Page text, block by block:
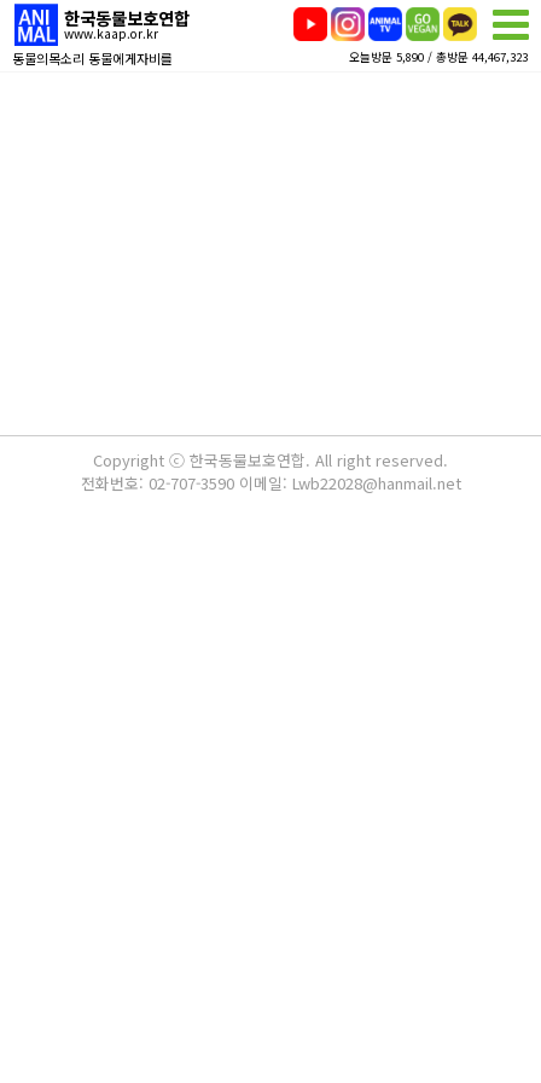
한국동물보호연합
www.kaap.or.kr
동물의목소리 동물에게자비를 오늘방문 5,890 / 총방문 44,467,323
Copyright ⓒ 한국동물보호연합. All right reserved.
전화번호: 02-707-3590 이메일: Lwb22028@hanmail.net